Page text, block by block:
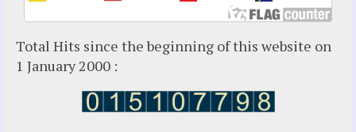
Our Lady of Revelation
Patricia Pachi Talbot
Pedro Regis
Saint Padre Pio
Total Hits since the beginning of this website on
1 January 2000 :